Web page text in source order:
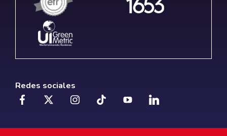
Redes sociales